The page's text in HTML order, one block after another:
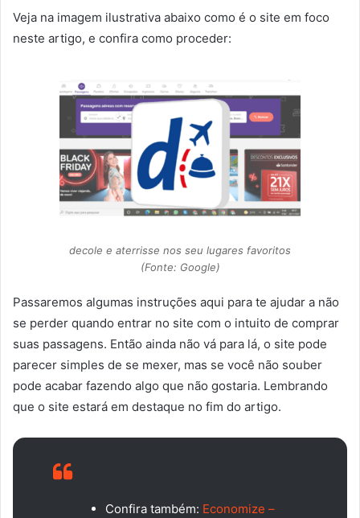
Veja na imagem ilustrativa abaixo como é o site em foco
neste artigo, e confira como proceder:
decole e aterrisse nos seu lugares favoritos
(Fonte: Google)
Passaremos algumas instruções aqui para te ajudar a não
se perder quando entrar no site com o intuito de comprar
suas passagens. Então ainda não vá para lá, o site pode
parecer simples de se mexer, mas se você não souber
pode acabar fazendo algo que não gostaria. Lembrando
que o site estará em destaque no fim do artigo.
Confira também: Economize –